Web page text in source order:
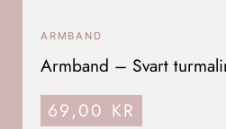
ARMBAND
Armband – Svart
69,00 KR